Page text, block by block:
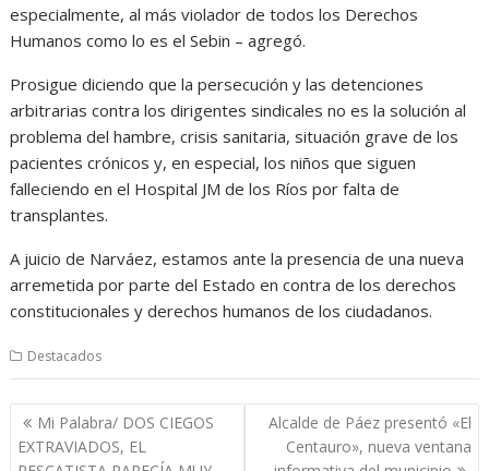
especialmente, al más violador de todos los Derechos
Humanos como lo es el Sebin – agregó.
Prosigue diciendo que la persecución y las detenciones
arbitrarias contra los dirigentes sindicales no es la solución al
problema del hambre, crisis sanitaria, situación grave de los
pacientes crónicos y, en especial, los niños que siguen
falleciendo en el Hospital JM de los Ríos por falta de
transplantes.
A juicio de Narváez, estamos ante la presencia de una nueva
arremetida por parte del Estado en contra de los derechos
constitucionales y derechos humanos de los ciudadanos.
Destacados
Navegación
de
Mi Palabra/ DOS CIEGOS
EXTRAVIADOS, EL
Alcalde de Páez presentó «El
Centauro», nueva ventana